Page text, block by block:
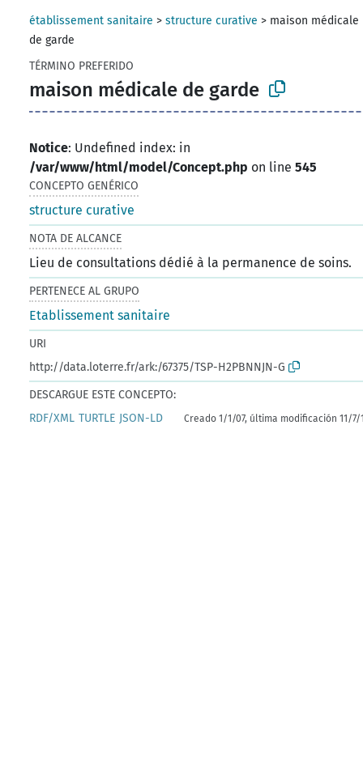
établissement sanitaire >structure curative > maison médicale
de garde
TÉRMINO PREFERIDO
maison médicale de garde
Notice: Undefined index: in
/var/www/html/model/Concept.php on line545
CONCEPTO GENÉRICO
structure curative
NOTA DE ALCANCE
Lieu de consultations dédié à la permanence de soins.
PERTENECE AL GRUPO
Etablissement sanitaire
URI
http://data.loterre.fr/ark:/67375/TSP-H2PBNNJN-G
DESCARGUE ESTE CONCEPTO:
RDF/XML TURTLE JSON-LD Creado 1/1/07, última modificación 11/7/